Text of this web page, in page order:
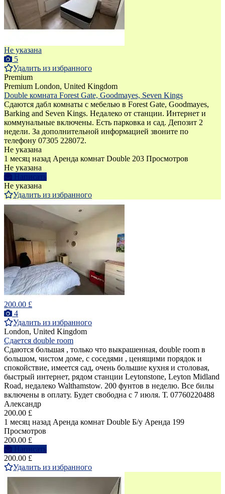
Не указана
5
Удалить из избранного
Premium
Premium London, United Kingdom
Double комната Forest Gate, Goodmayes, Seven Kings
Сдаются дабл комнаты с мебелью в Forest Gate, Goodmayes,
Barking and Seven Kings. Недалеко от станции. Интернет и
коммунальные включены. Есть парковка и сад. Депозит 2
недели. За дополнительной информацией звоните по
телефону 07305 228072.
Не указана
1 месяц назад Аренда комнат Double 203 Просмотров
Не указана
Написать
Не указана
Удалить из избранного
200.00 £
4
Удалить из избранного
London, United Kingdom
Сдается double room
Сдаются большая , только что выкрашенная, double room в
большом, чистом доме, с соседями , ценящими порядок и
спокойствие, имеется сад, очень большие кухня и столовая,
быстрый интернет, рядом станции Leytonstone, Leyton Midland
Road, недалеко Walthamstow. 200 фунтов в неделю. Все билы
включены в оплату. Будет свободна с 7 июля. Т. 07760220488
Александр
200.00 £
1 месяц назад Аренда комнат Double Б/у Аренда 199
Просмотров
200.00 £
Написать
200.00 £
Удалить из избранного